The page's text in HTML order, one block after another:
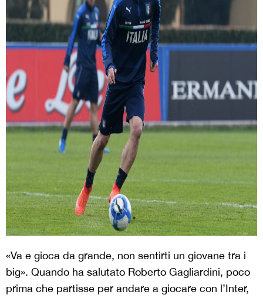
«Va e gioca da grande, non sentirti un giovane tra i
big». Quando ha salutato Roberto Gagliardini, poco
prima che partisse per andare a giocare con l’Inter,